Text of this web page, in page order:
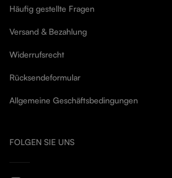
Häufig gestellte Fragen
Versand & Bezahlung
Widerrufsrecht
Rücksendeformular
Allgemeine Geschäftsbedingungen
FOLGEN SIE UNS